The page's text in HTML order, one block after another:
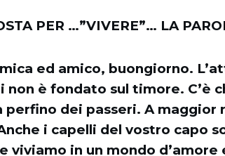
PER …”VIVERE”… LA
ed amico, buongiorno.
non è fondato sul timore. C’è
perfino dei passeri. A maggior
i capelli del vostro capo
viviamo in un mondo